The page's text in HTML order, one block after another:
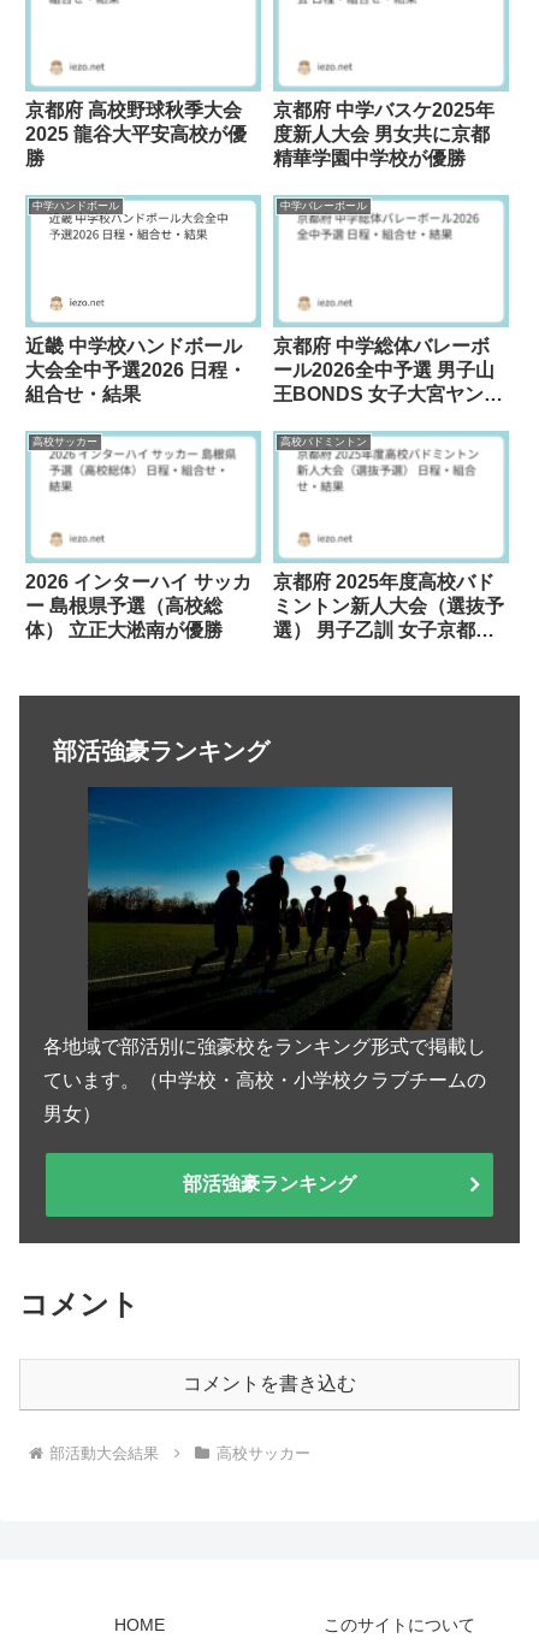
京都府 高校野球秋季大会
2025 龍谷大平安高校が優
勝
京都府 中学バスケ2025年
度新人大会 男女共に京都
精華学園中学校が優勝
中学ハンドボール
近畿 中学校ハンドボール
大会全中予選2026 日程・
組合せ・結果
中学バレーボール
京都府 中学総体バレーボ
ール2026全中予選 男子山
王BONDS 女子大宮ヤング
高校サッカー
2026 インターハイ サッカ
ー 島根県予選（高校総
体） 立正大淞南が優勝
高校バドミントン
京都府 2025年度高校バド
ミントン新人大会（選抜予
選） 男子乙訓 女子京都明
部活強豪ランキング
各地域で部活別に強豪校をランキング形式で掲載し
ています。（中学校・高校・小学校クラブチームの
男女）
部活強豪ランキング
コメント
コメントを書き込む
部活動大会結果 高校サッカー
HOME このサイトについて